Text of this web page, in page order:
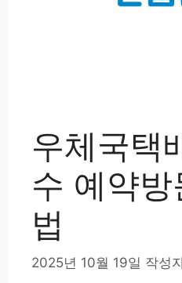
우체국택
수 예약
법
2025년 10월 19일 작성